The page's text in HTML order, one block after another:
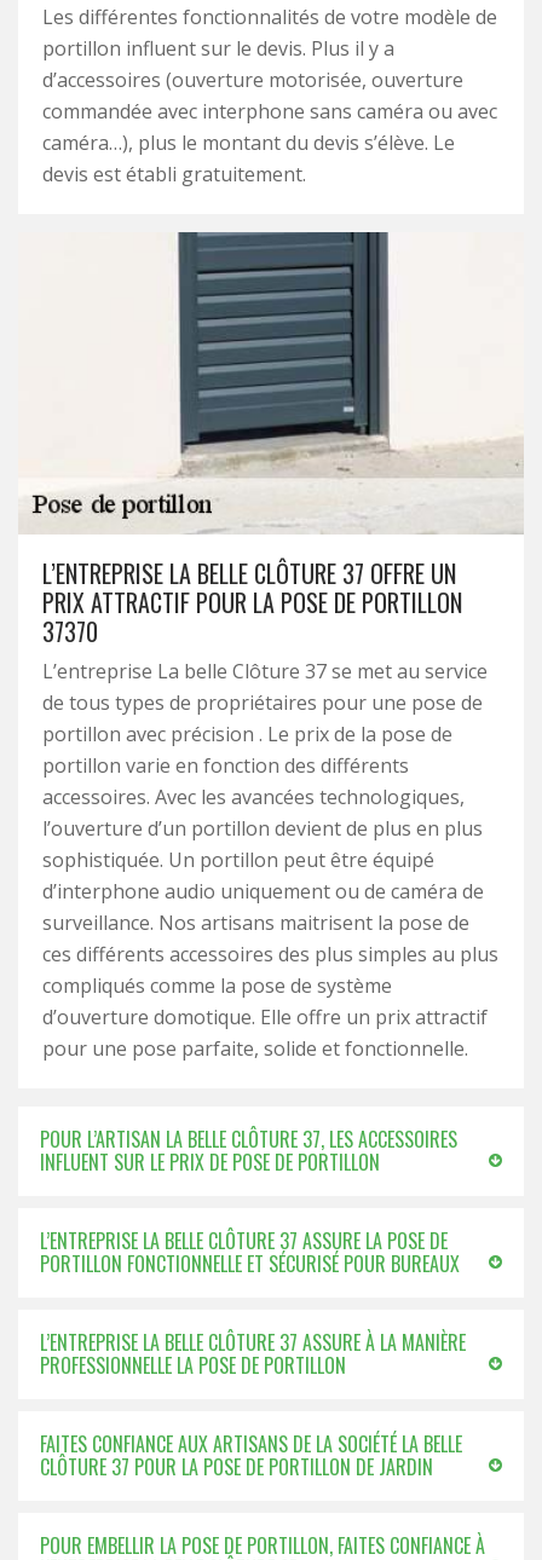
Les différentes fonctionnalités de votre modèle de
portillon influent sur le devis. Plus il y a
d’accessoires (ouverture motorisée, ouverture
commandée avec interphone sans caméra ou avec
caméra…), plus le montant du devis s’élève. Le
devis est établi gratuitement.
L’ENTREPRISE LA BELLE CLÔTURE 37 OFFRE UN
PRIX ATTRACTIF POUR LA POSE DE PORTILLON
37370
L’entreprise La belle Clôture 37 se met au service
de tous types de propriétaires pour une pose de
portillon avec précision . Le prix de la pose de
portillon varie en fonction des différents
accessoires. Avec les avancées technologiques,
l’ouverture d’un portillon devient de plus en plus
sophistiquée. Un portillon peut être équipé
d’interphone audio uniquement ou de caméra de
surveillance. Nos artisans maitrisent la pose de
ces différents accessoires des plus simples au plus
compliqués comme la pose de système
d’ouverture domotique. Elle offre un prix attractif
pour une pose parfaite, solide et fonctionnelle.
POUR L’ARTISAN LA BELLE CLÔTURE 37, LES ACCESSOIRES
INFLUENT SUR LE PRIX DE POSE DE PORTILLON
L’ENTREPRISE LA BELLE CLÔTURE 37 ASSURE LA POSE DE
PORTILLON FONCTIONNELLE ET SÉCURISÉ POUR BUREAUX
L’ENTREPRISE LA BELLE CLÔTURE 37 ASSURE À LA MANIÈRE
PROFESSIONNELLE LA POSE DE PORTILLON
FAITES CONFIANCE AUX ARTISANS DE LA SOCIÉTÉ LA BELLE
CLÔTURE 37 POUR LA POSE DE PORTILLON DE JARDIN
POUR EMBELLIR LA POSE DE PORTILLON, FAITES CONFIANCE À